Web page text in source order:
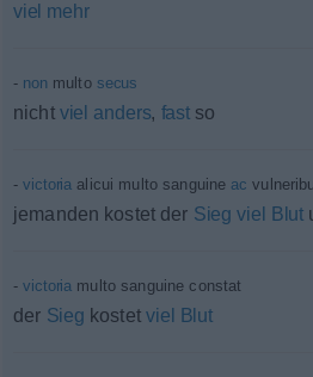
viel mehr
non multo secus
nicht viel anders, fast so
victoria alicui multo sanguine ac
jemanden kostet der Sieg viel Blut
victoria multo sanguine constat
der Sieg kostetviel Blut